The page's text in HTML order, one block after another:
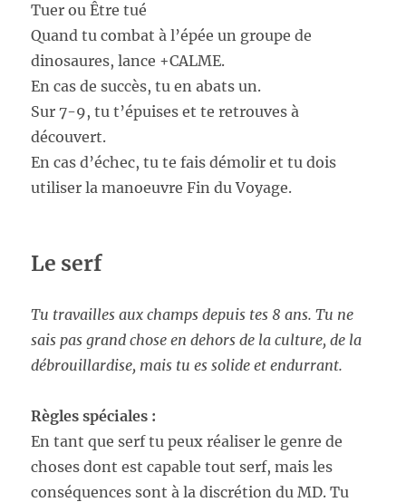
Tuer ou Être tué
Quand tu combat à l’épée un groupe de
dinosaures, lance +CALME.
En cas de succès, tu en abats un.
Sur 7-9, tu t’épuises et te retrouves à
découvert.
En cas d’échec, tu te fais démolir et tu dois
utiliser la manoeuvre Fin du Voyage.
Le serf
Tu travailles aux champs depuis tes 8 ans. Tu ne
sais pas grand chose en dehors de la culture, de la
débrouillardise, mais tu es solide et endurrant.
Règles spéciales :
En tant que serf tu peux réaliser le genre de
choses dont est capable tout serf, mais les
conséquences sont à la discrétion du MD. Tu